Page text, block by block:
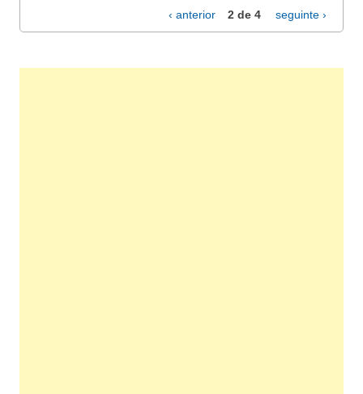
‹ anterior 2 de 4 seguinte ›